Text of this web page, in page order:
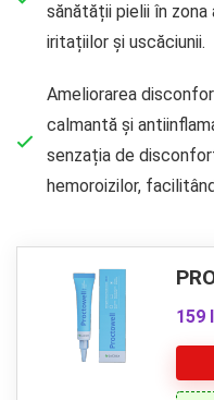
sănătății pielii în
iritațiilor și uscăciunii.
Ameliorarea
calmantă și
senzația de
hemoroizilor,
159